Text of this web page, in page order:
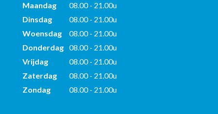
Maandag
08.00 - 21.00u
Dinsdag
08.00 - 21.00u
Woensdag
08.00 - 21.00u
Donderdag 08.00 - 21.00u
Vrijdag
08.00 - 21.00u
Zaterdag
08.00 - 21.00u
Zondag
08.00 - 21.00u